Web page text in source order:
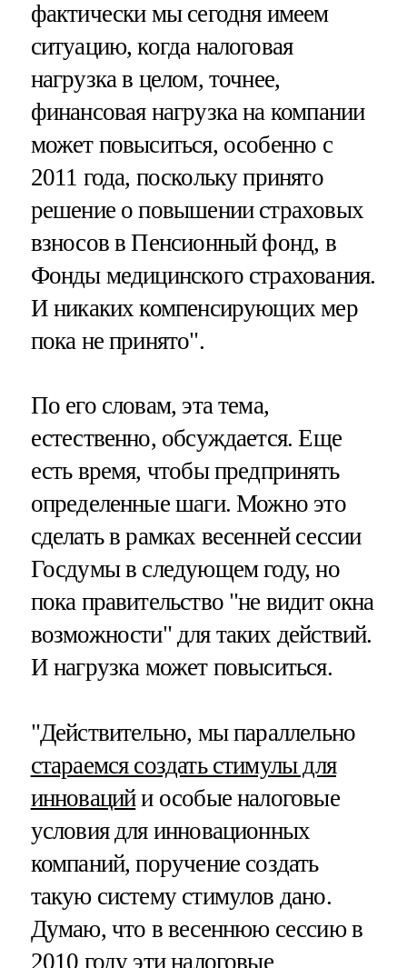
фактически мы сегодня имеем
ситуацию, когда налоговая
нагрузка в целом, точнее,
финансовая нагрузка на компании
может повыситься, особенно с
2011 года, поскольку принято
решение о повышении страховых
взносов в Пенсионный фонд, в
Фонды медицинского страхования.
И никаких компенсирующих мер
пока не принято".
По его словам, эта тема,
естественно, обсуждается. Еще
есть время, чтобы предпринять
определенные шаги. Можно это
сделать в рамках весенней сессии
Госдумы в следующем году, но
пока правительство "не видит окна
возможности" для таких действий.
И нагрузка может повыситься.
"Действительно, мы параллельно
стараемся создать стимулы для
инновацийи особые налоговые
условия для инновационных
компаний, поручение создать
такую систему стимулов дано.
Думаю, что в весеннюю сессию в
2010 году эти налоговые